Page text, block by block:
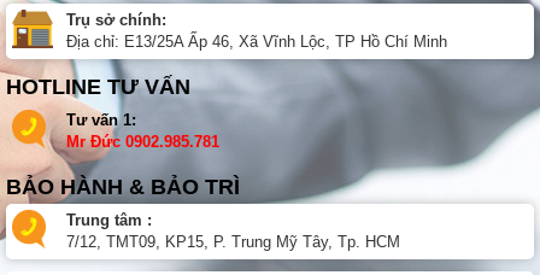
Trụ sở chính:
Địa chỉ: E13/25A Ấp 46, Xã Vĩnh Lộc, TP Hồ Chí Minh
HOTLINE TƯ VẤN
Tư vấn 1:
Mr Đức 0902.985.781
BẢO HÀNH & BẢO TRÌ
Trung tâm :
7/12, TMT09, KP15, P. Trung Mỹ Tây, Tp. HCM